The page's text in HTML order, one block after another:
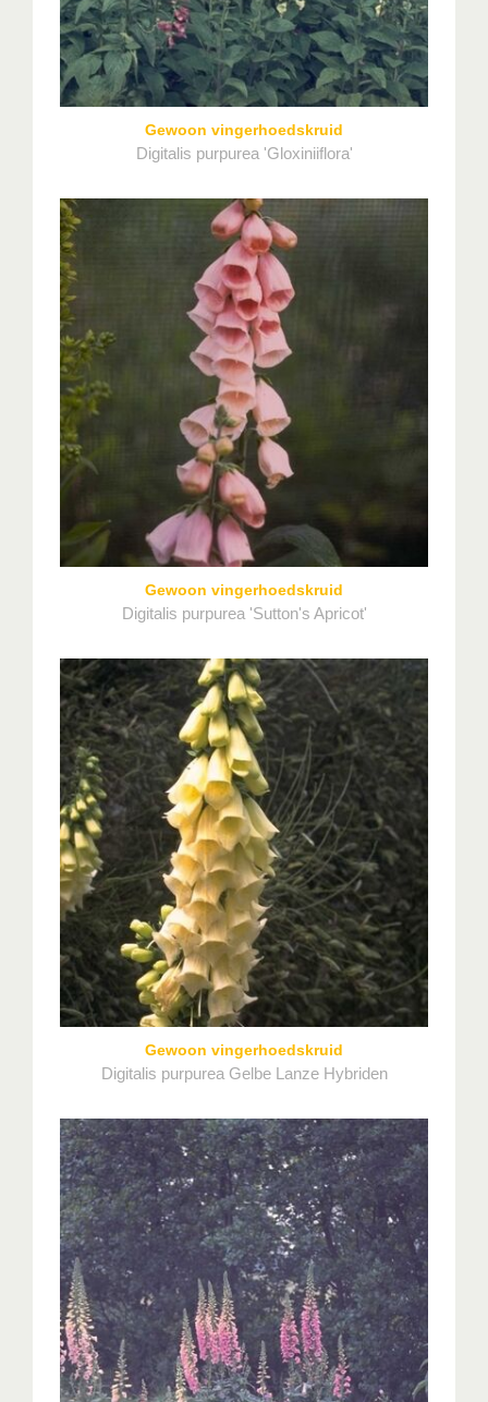
Gewoon vingerhoedskruid
Digitalis purpurea 'Gloxiniiflora'
Gewoon vingerhoedskruid
Digitalis purpurea 'Sutton's Apricot'
Gewoon vingerhoedskruid
Digitalis purpurea Gelbe Lanze Hybriden